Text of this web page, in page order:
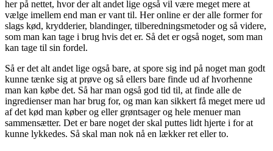
her på nettet, hvor der alt andet lige også vil være meget mere at
vælge imellem end man er vant til. Her online er der alle former for
slags kød, krydderier, blandinger, tilberedningsmetoder og så videre,
som man kan tage i brug hvis det er. Så det er også noget, som man
kan tage til sin fordel.
Så er det alt andet lige også bare, at spore sig ind på noget man godt
kunne tænke sig at prøve og så ellers bare finde ud af hvorhenne
man kan købe det. Så har man også god tid til, at finde alle de
ingredienser man har brug for, og man kan sikkert få meget mere ud
af det kød man køber og eller grøntsager og hele menuer man
sammensætter. Det er bare noget der skal puttes lidt hjerte i for at
kunne lykkedes. Så skal man nok nå en lækker ret eller to.